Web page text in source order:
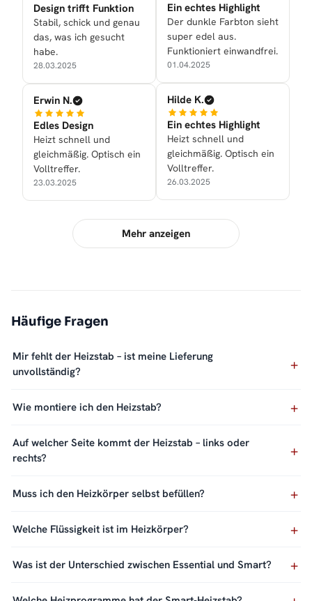
Design trifft Funktion
Stabil, schick und genau
das, was ich gesucht
habe.
28.03.2025
Erwin N.
Edles Design
Heizt schnell und
gleichmäßig. Optisch ein
Volltreffer.
23.03.2025
Ein echtes Highlight
Der dunkle Farbton sieht
super edel aus.
Funktioniert einwandfrei.
01.04.2025
Hilde K.
Ein echtes Highlight
Heizt schnell und
gleichmäßig. Optisch ein
Volltreffer.
26.03.2025
Mehr anzeigen
Häufige Fragen
Mir fehlt der Heizstab – ist meine Lieferung
unvollständig?
Wie montiere ich den Heizstab?
Auf welcher Seite kommt der Heizstab – links oder
rechts?
Muss ich den Heizkörper selbst befüllen?
Welche Flüssigkeit ist im Heizkörper?
Was ist der Unterschied zwischen Essential und Smart?